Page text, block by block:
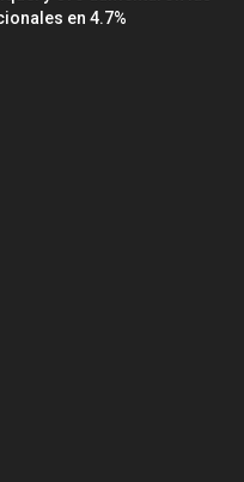
en 4.7%